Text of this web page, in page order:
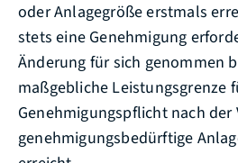
oder Anlagegröße erstmals
stets eine Genehmigung
Änderung für sich genommen
maßgebliche Leistungsgrenze
Genehmigungspflicht nach der
genehmigungsbedürftige